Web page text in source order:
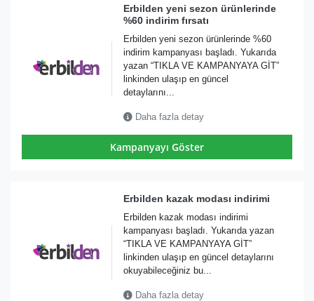
Erbilden yeni sezon ürünlerinde
%60 indirim fırsatı
Erbilden yeni sezon ürünlerinde %60
indirim kampanyası başladı. Yukarıda
yazan “TIKLA VE KAMPANYAYA GİT”
linkinden ulaşıp en güncel
detaylarını...
Daha fazla detay
Kampanyayı Göster
Erbilden kazak modası indirimi
Erbilden kazak modası indirimi
kampanyası başladı. Yukarıda yazan
“TIKLA VE KAMPANYAYA GİT”
linkinden ulaşıp en güncel detaylarını
okuyabileceğiniz bu...
Daha fazla detay